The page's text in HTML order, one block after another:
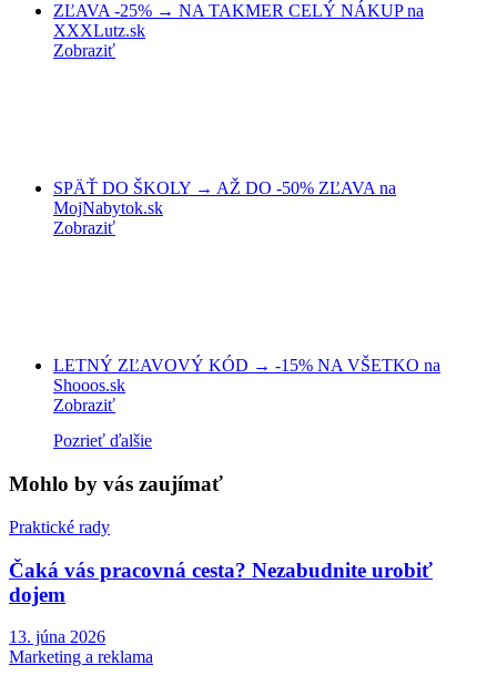
ZĽAVA -25% → NA TAKMER CELÝ NÁKUP na
XXXLutz.sk
Zobraziť
SPÄŤ DO ŠKOLY → AŽ DO -50% ZĽAVA na
MojNabytok.sk
Zobraziť
LETNÝ ZĽAVOVÝ KÓD → -15% NA VŠETKO na
Shooos.sk
Zobraziť
Pozrieť ďalšie
Mohlo by vás zaujímať
Praktické rady
Čaká vás pracovná cesta? Nezabudnite urobiť
dojem
13. júna 2026
Marketing a reklama